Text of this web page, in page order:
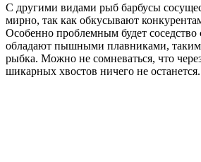
С другими видами рыб барбусы
мирно, так как обкусывают
Особенно проблемным будет
обладают пышными плавниками,
рыбка. Можно не сомневаться, что
шикарных хвостов ничего не останется.